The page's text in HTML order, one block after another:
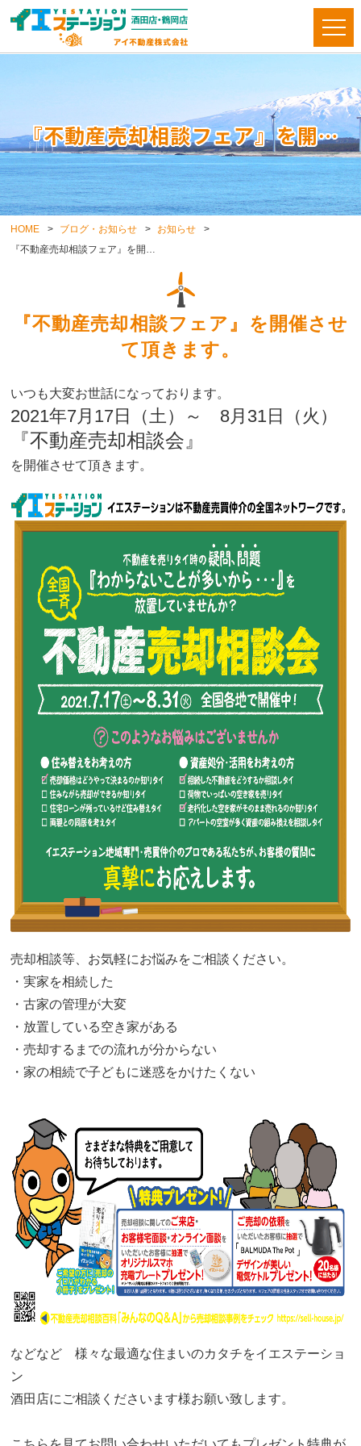
『不動産売却相談フェア』を開…
HOME ブログ・お知らせ
お知らせ
『不動産売却相談フェア』を開…
『不動産売却相談フェア』を開催させ
て頂きます。
いつも大変お世話になっております。
2021年7月17日（土）～ 8月31日（火）
『不動産売却相談会』
を開催させて頂きます。
売却相談等、お気軽にお悩みをご相談ください。
・実家を相続した
・古家の管理が大変
・放置している空き家がある
・売却するまでの流れが分からない
・家の相続で子どもに迷惑をかけたくない
などなど 様々な最適な住まいのカタチをイエステーショ
ン
酒田店にご相談くださいます様お願い致します。